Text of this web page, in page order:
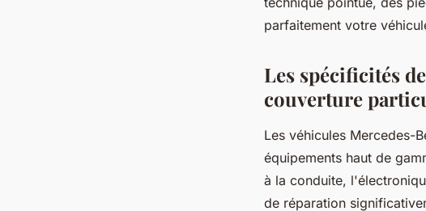
parfaitement votre
Les spécificités
couverture
Les véhicules Mercedes-
équipements haut de
à la conduite,
de réparation